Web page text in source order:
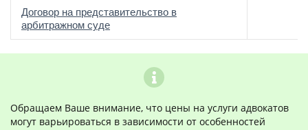
Договор на представительство в
арбитражном суде
Обращаем Ваше внимание, что цены на услуги адвокатов
могут варьироваться в зависимости от особенностей